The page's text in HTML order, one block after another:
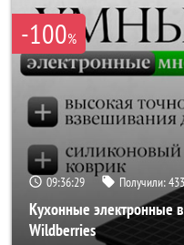
-100%
09:36:26 Получили:433
Кухонные электронные
Wildberries